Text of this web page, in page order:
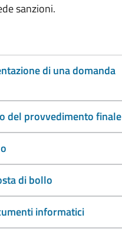
sanzioni.
di una domanda
del provvedimento finale
di bollo
informatici